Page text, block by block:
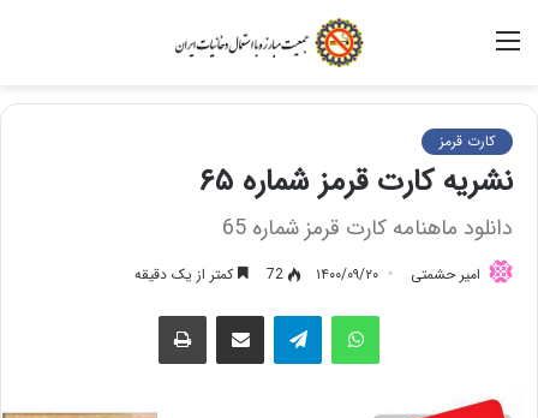
کارت قرمز
نشریه کارت قرمز شماره ۶۵
دانلود ماهنامه کارت قرمز شماره 65
امیر حشمتی ۱۴۰۰/۰۹/۲۰ 72 کمتر از یک دقیقه
واتس آپ اشتراک گذاری از طریق ایمیل